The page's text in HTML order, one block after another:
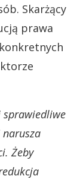
Skarżący
prawa
sprawiedliwe
narusza
Żeby